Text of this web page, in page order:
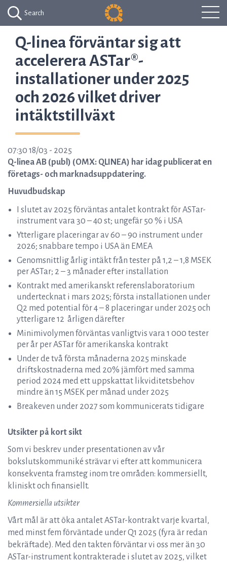
Search
Q-linea förväntar sig att
accelerera ASTar®-
installationer under 2025
och 2026 vilket driver
intäktstillväxt
07:30 18/03 - 2025
Q-linea AB (publ) (OMX: QLINEA) har idag publicerat en
företags- och marknadsuppdatering.
Huvudbudskap
I slutet av 2025 förväntas antalet kontrakt för ASTar-
instrument vara 30 – 40 st; ungefär 50 % i USA
Ytterligare placeringar av 60 – 90 instrument under
2026; snabbare tempo i USA än EMEA
Genomsnittlig årlig intäkt från tester på 1,2 – 1,8 MSEK
per ASTar; 2 – 3 månader efter installation
Kontrakt med amerikanskt referenslaboratorium
undertecknat i mars 2025; första installationen under
Q2 med potential för 4 – 8 placeringar under 2025 och
ytterligare 12 årligen därefter
Minimivolymen förväntas vanligtvis vara 1 000 tester
per år per ASTar för amerikanska kontrakt
Under de två första månaderna 2025 minskade
driftskostnaderna med 20% jämfört med samma
period 2024 med ett uppskattat likviditetsbehov
mindre än 15 MSEK per månad under 2025
Breakeven under 2027 som kommunicerats tidigare
Utsikter på kort sikt
Som vi beskrev under presentationen av vår
bokslutskommuniké strävar vi efter att kommunicera
konsekventa framsteg inom tre områden: kommersiellt,
kliniskt och finansiellt.
Kommersiella utsikter
Vårt mål är att öka antalet ASTar-kontrakt varje kvartal,
med minst fem förväntade under Q1 2025 (fyra är redan
bekräftade). Med den takten förväntar vi oss mer än 30
ASTar-instrument kontrakterade i slutet av 2025, vilket